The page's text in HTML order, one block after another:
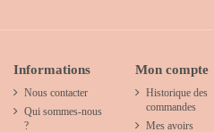
Informations
Nous contacter
Qui sommes-nous
?
Mon compte
Historique des
commandes
Mes avoirs